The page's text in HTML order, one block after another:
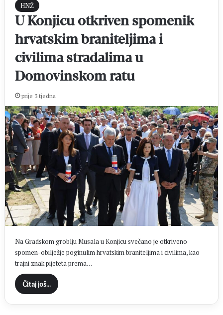
HNŽ
U Konjicu otkriven spomenik
hrvatskim braniteljima i
civilima stradalima u
Domovinskom ratu
prije 3 tjedna
Na Gradskom groblju Musala u Konjicu svečano je otkriveno
spomen-obilježje poginulim hrvatskim braniteljima i civilima, kao
trajni znak pijeteta prema…
Čitaj još...